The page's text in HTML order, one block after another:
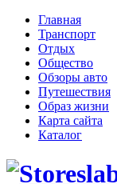
Главная
Транспорт
Отдых
Общество
Обзоры авто
Путешествия
Образ жизни
Карта сайта
Каталог